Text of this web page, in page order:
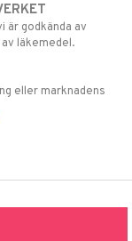
är godkända av
läkemedel.
eller marknadens